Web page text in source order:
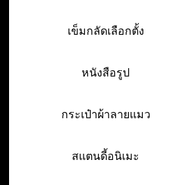
เข็มกลัดเลือกตั้ง
หนังสือรูป
กระเป๋าผ้าลายแมว
สแตนดี้อนิเมะ